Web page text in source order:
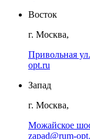
Восток
г. Москва,
Привольная
opt.ru
Запад
г. Москва,
Можайское
zapad@rum-